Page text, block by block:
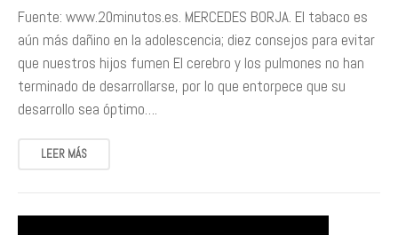
Fuente: www.20minutos.es. MERCEDES BORJA. El tabaco es
aún más dañino en la adolescencia; diez consejos para evitar
que nuestros hijos fumen El cerebro y los pulmones no han
terminado de desarrollarse, por lo que entorpece que su
desarrollo sea óptimo….
LEER MÁS